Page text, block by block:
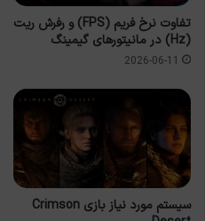
تفاوت نرخ فریم (FPS) و رفرش ریت
(Hz) در مانیتورهای گیمینگ
2026-06-11
سیستم مورد نیاز بازی Crimson